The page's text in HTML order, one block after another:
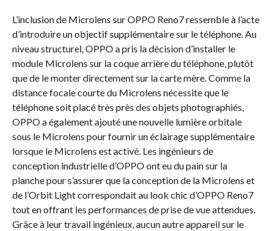
L’inclusion de Microlens sur OPPO Reno7 ressemble à l’acte
d’introduire un objectif supplémentaire sur le téléphone. Au
niveau structurel, OPPO a pris la décision d’installer le
module Microlens sur la coque arrière du téléphone, plutôt
que de le monter directement sur la carte mère. Comme la
distance focale courte du Microlens nécessite que le
téléphone soit placé très près des objets photographiés,
OPPO a également ajouté une nouvelle lumière orbitale
sous le Microlens pour fournir un éclairage supplémentaire
lorsque le Microlens est activé. Les ingénieurs de
conception industrielle d’OPPO ont eu du pain sur la
planche pour s’assurer que la conception de la Microlens et
de l’Orbit Light correspondait au look chic d’OPPO Reno7
tout en offrant les performances de prise de vue attendues.
Grâce à leur travail ingénieux, aucun autre appareil sur le